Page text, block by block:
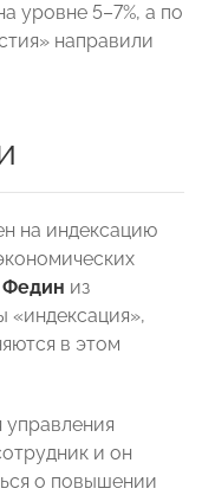
уровне 5–7%, а по
направили
на индексацию
Федин из
в этом
управления
и он
о повышении